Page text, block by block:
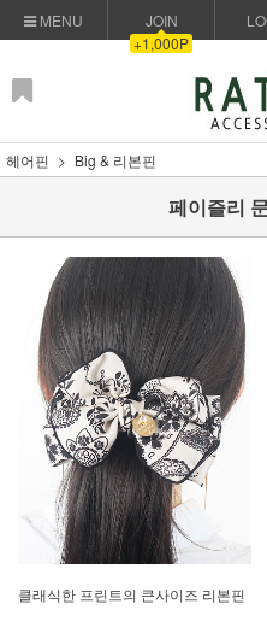
MENU
JOIN
+1,000P
헤어핀 Big & 리본핀
페이즐리
클래식한 프린트의 큰사이즈 리본핀